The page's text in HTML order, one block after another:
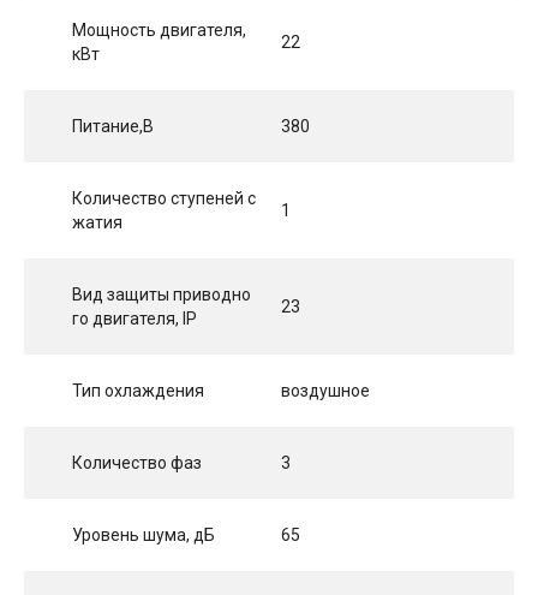
Мощность двигателя,
кВт
22
Питание,В 380
Количество ступеней с
жатия
1
Вид защиты приводно
го двигателя, IP
23
Тип охлаждения воздушное
Количество фаз 3
Уровень шума, дБ 65